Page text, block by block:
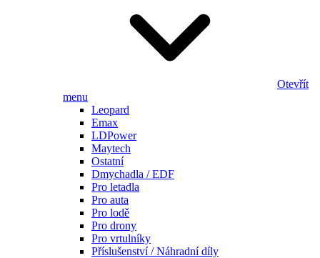
Otevřít
menu
Leopard
Emax
LDPower
Maytech
Ostatní
Dmychadla / EDF
Pro letadla
Pro auta
Pro lodě
Pro drony
Pro vrtulníky
Příslušenství / Náhradní díly